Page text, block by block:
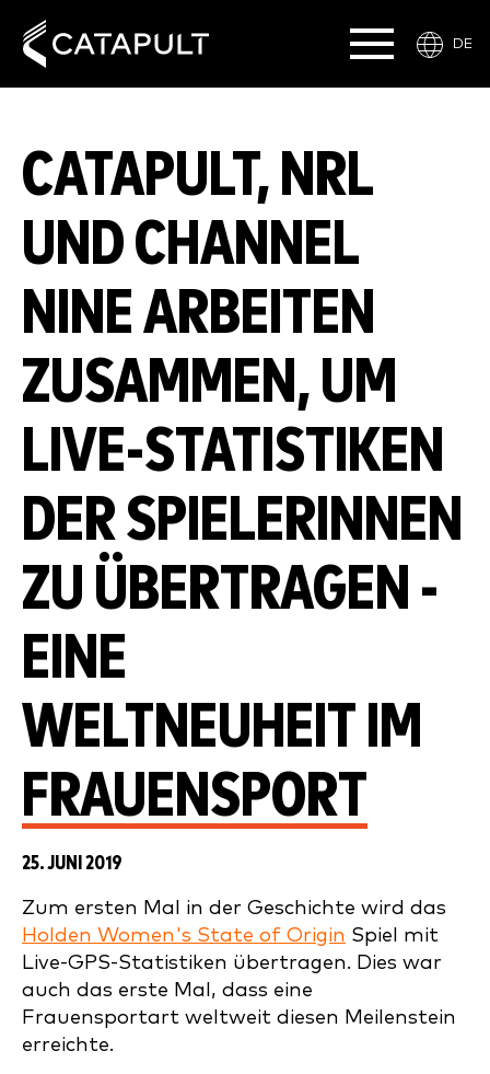
DE
CATAPULT, NRL
UND CHANNEL
NINE ARBEITEN
ZUSAMMEN, UM
LIVE-STATISTIKEN
DER SPIELERINNEN
ZU ÜBERTRAGEN -
EINE
WELTNEUHEIT IM
FRAUENSPORT
25. JUNI 2019
Zum ersten Mal in der Geschichte wird das
Holden Women's State of Origin Spiel mit
Live-GPS-Statistiken übertragen. Dies war
auch das erste Mal, dass eine
Frauensportart weltweit diesen Meilenstein
erreichte.